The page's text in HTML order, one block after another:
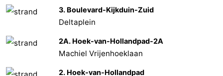
3. Boulevard-Kijkduin-Zuid
Deltaplein
2A. Hoek-van-Hollandpad-2A
Machiel Vrijenhoeklaan
2. Hoek-van-Hollandpad